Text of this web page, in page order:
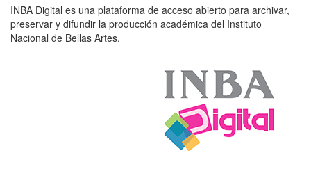
INBA Digital es una plataforma de acceso abierto para archivar,
preservar y difundir la producción académica del Instituto
Nacional de Bellas Artes.